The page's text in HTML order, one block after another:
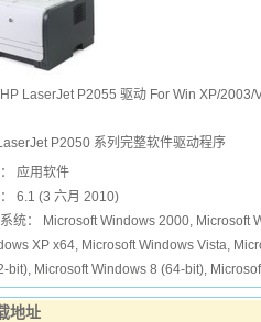
LaserJet P2055 驱动 For Win XP/
P2050 系列完整软件驱动程序
应用软件
6.1 (3 六月 2010)
统： Microsoft Windows 2000, Microsoft
XP x64, Microsoft Windows Vista,
bit), Microsoft Windows 8 (64-bit),
地址